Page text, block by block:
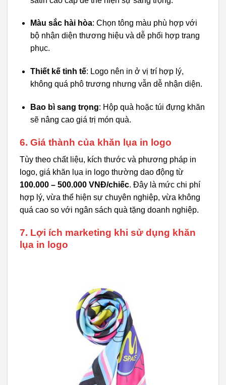
Màu sắc hài hòa: Chọn tông màu phù hợp với
bộ nhận diện thương hiệu và dễ phối hợp trang
phục.
Thiết kế tinh tế: Logo nên in ở vị trí hợp lý,
không quá phô trương nhưng vẫn dễ nhận diện.
Bao bì sang trọng: Hộp quà hoặc túi đựng khăn
sẽ nâng cao giá trị món quà.
6. Giá thành của khăn lụa in logo
Tùy theo chất liệu, kích thước và phương pháp in
logo, giá khăn lụa in logo thường dao động từ
100.000 – 500.000 VNĐ/chiếc. Đây là mức chi phí
hợp lý, vừa thể hiện sự chuyên nghiệp, vừa không
quá cao so với ngân sách quà tặng doanh nghiệp.
7. Lợi ích marketing khi sử dụng khăn
lụa in logo